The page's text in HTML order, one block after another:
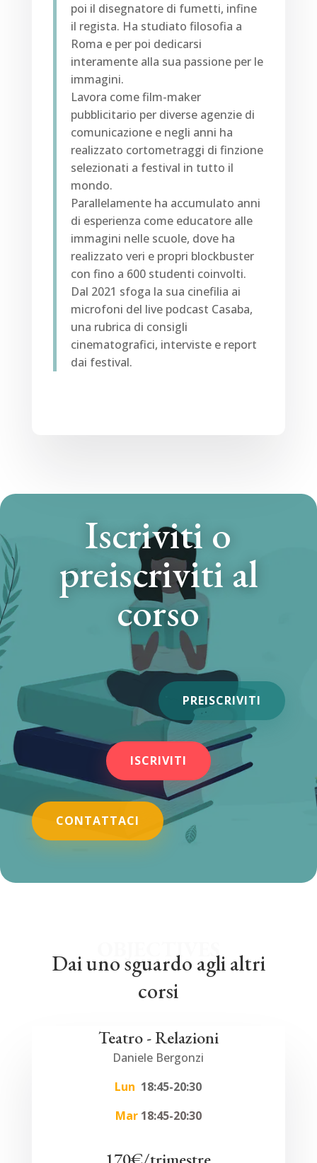
poi il disegnatore di fumetti, infine
il regista. Ha studiato filosofia a
Roma e per poi dedicarsi
interamente alla sua passione per le
immagini.
Lavora come film-maker
pubblicitario per diverse agenzie di
comunicazione e negli anni ha
realizzato cortometraggi di finzione
selezionati a festival in tutto il
mondo.
Parallelamente ha accumulato anni
di esperienza come educatore alle
immagini nelle scuole, dove ha
realizzato veri e propri blockbuster
con fino a 600 studenti coinvolti.
Dal 2021 sfoga la sua cinefilia ai
microfoni del live podcast Casaba,
una rubrica di consigli
cinematografici, interviste e report
dai festival.
Iscriviti o
preiscriviti al
corso
PREISCRIVITI
ISCRIVITI
CONTATTACI
OBJECTIVES
Dai uno sguardo agli altri
corsi
Teatro - Relazioni
Daniele Bergonzi
Lun 18:45-20:30
Mar 18:45-20:30